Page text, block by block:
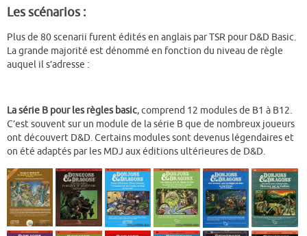
Les scénarios :
Plus de 80 scenarii furent édités en anglais par TSR pour D&D Basic.
La grande majorité est dénommé en fonction du niveau de règle
auquel il s’adresse :
La série B pour les règles basic, comprend 12 modules de B1 à B12.
C’est souvent sur un module de la série B que de nombreux joueurs
ont découvert D&D. Certains modules sont devenus légendaires et
on été adaptés par les MDJ aux éditions ultérieures de D&D.